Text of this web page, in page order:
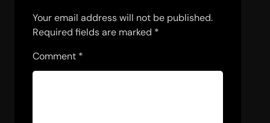
Your email address will not be published.
Required fields are marked *
Comment *